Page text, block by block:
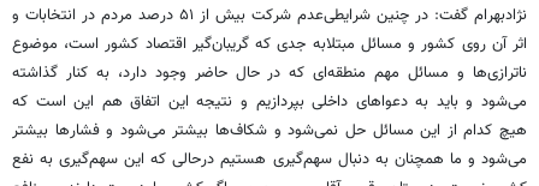
نژادبهرام گفت: در چنین شرایطی‌عدم شرکت بیش از ۵۱ درصد مردم در انتخابات و
اثر آن روی کشور و مسائل مبتلابه جدی که گریبان‌گیر اقتصاد کشور است، موضوع
ناترازی‌ها و مسائل مهم منطقه‌ای که در حال حاضر وجود دارد، به کنار گذاشته
می‌شود و باید به دعواهای داخلی بپردازیم و نتیجه این اتفاق هم این است که
هیچ کدام از این مسائل حل نمی‌شود و شکاف‌ها بیشتر می‌شود و فشارها بیشتر
می‌شود و ما همچنان به دنبال سهم‌گیری هستیم درحالی که این سهم‌گیری به نفع